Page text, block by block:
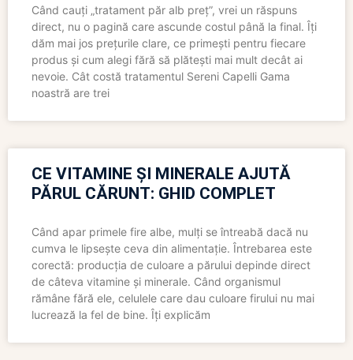
Când cauți „tratament păr alb preț”, vrei un răspuns
direct, nu o pagină care ascunde costul până la final. Îți
dăm mai jos prețurile clare, ce primești pentru fiecare
produs și cum alegi fără să plătești mai mult decât ai
nevoie. Cât costă tratamentul Sereni Capelli Gama
noastră are trei
CE VITAMINE ȘI MINERALE AJUTĂ
PĂRUL CĂRUNT: GHID COMPLET
Când apar primele fire albe, mulți se întreabă dacă nu
cumva le lipsește ceva din alimentație. Întrebarea este
corectă: producția de culoare a părului depinde direct
de câteva vitamine și minerale. Când organismul
rămâne fără ele, celulele care dau culoare firului nu mai
lucrează la fel de bine. Îți explicăm